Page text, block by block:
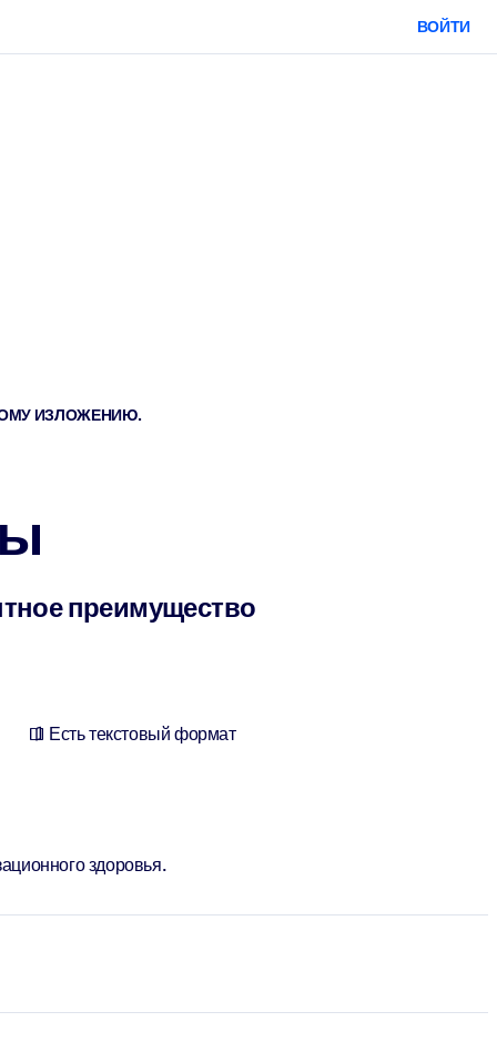
ВОЙТИ
ИЗЛОЖЕНИЮ.
преимущество
Есть текстовый формат
здоровья.